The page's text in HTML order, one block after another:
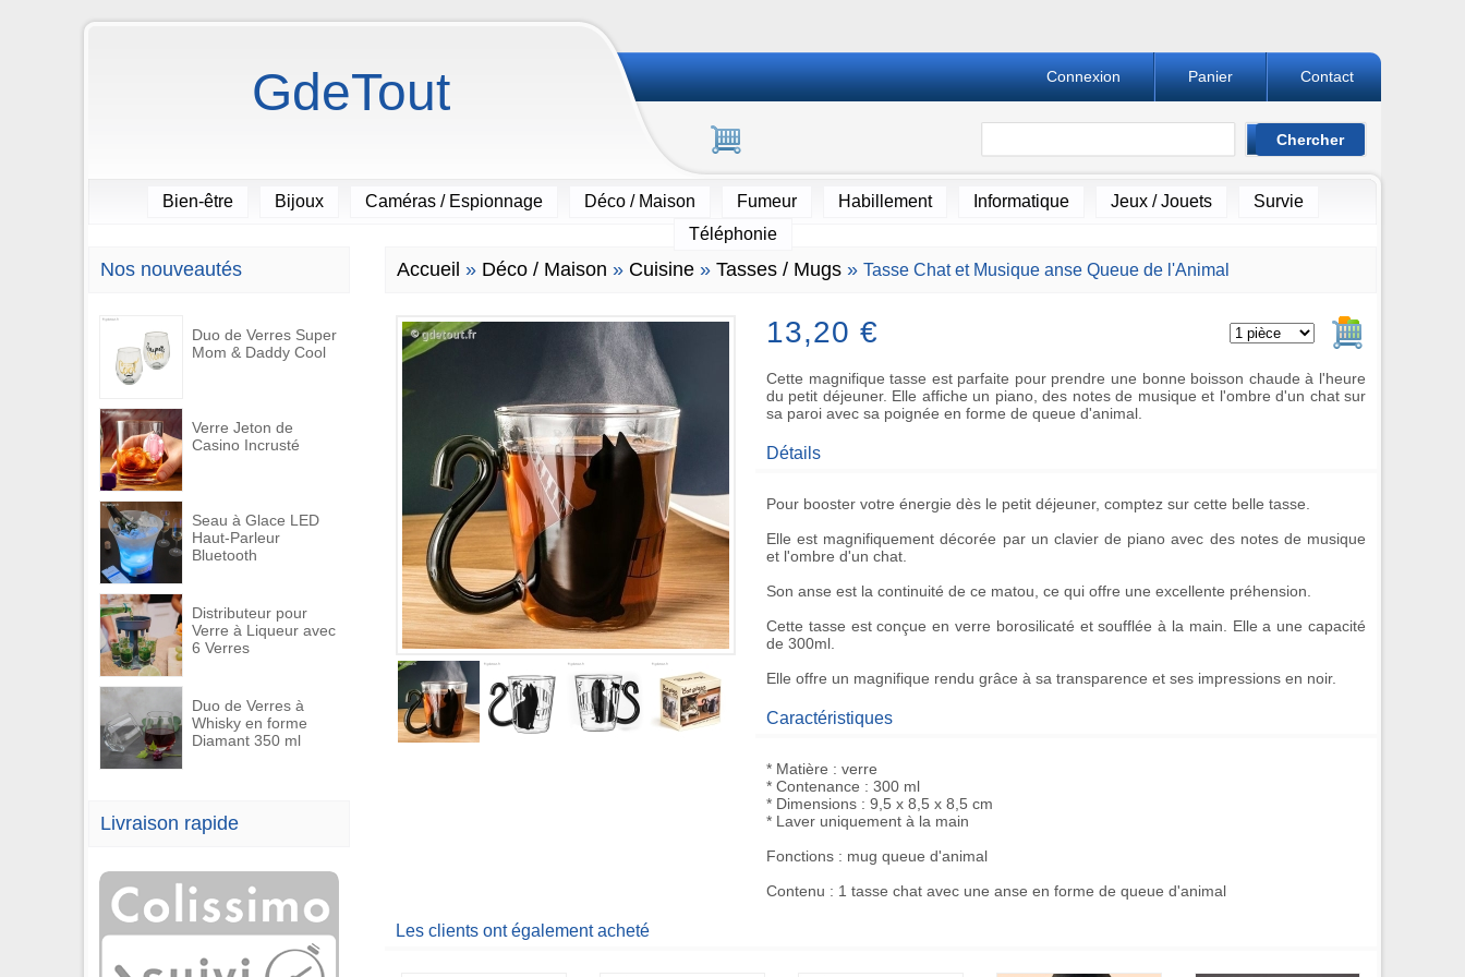
GdeTout Contact
Panier
Connexion
Bien-être Bijoux Caméras / Espionnage Déco / Maison Fumeur Habillement Informatique Jeux / Jouets
Survie
Téléphonie
Nos nouveautés
Duo de Verres Super
Mom & Daddy Cool
Verre Jeton de
Casino Incrusté
Seau à Glace LED
Haut-Parleur
Bluetooth
Distributeur pour
Verre à Liqueur avec
6 Verres
Duo de Verres à
Whisky en forme
Diamant 350 ml
Livraison rapide
Accueil » Déco / Maison » Cuisine » Tasses / Mugs » Tasse Chat et Musique anse Queue de l'Animal
13,20 €
Cette magnifique tasse est parfaite pour prendre une bonne boisson chaude à l'heure
du petit déjeuner. Elle affiche un piano, des notes de musique et l'ombre d'un chat sur
sa paroi avec sa poignée en forme de queue d'animal.
Détails
Pour booster votre énergie dès le petit déjeuner, comptez sur cette belle tasse
Elle est magnifiquement décorée par un clavier de pianoavec des notes de musique
et l'ombre d'un chat
Son anse est la continuité de ce matou, ce qui offre une excellente préhension.
Cette tasse est conçue en verre borosilicaté et soufflée à la main. Elle a une capacité
de 300ml.
Elle offre un magnifique rendu grâce à sa transparence et ses impressions en noir.
Caractéristiques
* Matière : verre
* Contenance : 300 ml
* Dimensions : 9,5 x 8,5 x 8,5 cm
* Laver uniquement à la main
Fonctions : mug queue d'animal
Contenu : 1 tasse chat avec une anse en forme de queue d'animal
Les clients ont également acheté